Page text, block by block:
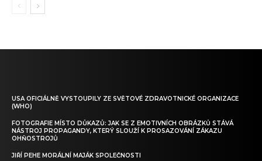
USA OFICIÁLNĚ VYSTOUPILY ZE SVĚTOVÉ ZDRAVOTNICKÉ ORGANIZACE
(WHO)
FOTOGRAFIE MÍSTO DŮKAZŮ: JAK SE Z EMOTIVNÍCH OBRÁZKŮ STÁVÁ
NÁSTROJ PROPAGANDY, KTERÝ SLOUŽÍ K PROSAZOVÁNÍ ZÁKAZU
OHŇOSTROJŮ
JIŘÍ PEHE MORÁLNÍ MAJÁK SPOLEČNOSTI